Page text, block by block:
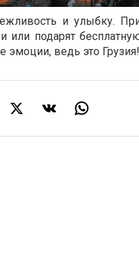
и улыбку.
или подарят
эмоции, ведь это Грузия!